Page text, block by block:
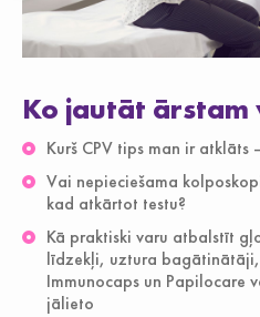
Ko jautāt ārstam
Kurš CPV tips man ir atklāts
Vai nepieciešama
kad atkārtot testu?
Kā praktiski varu atbalstīt
līdzekļi, uztura
Immunocaps un Papilocare
jālieto